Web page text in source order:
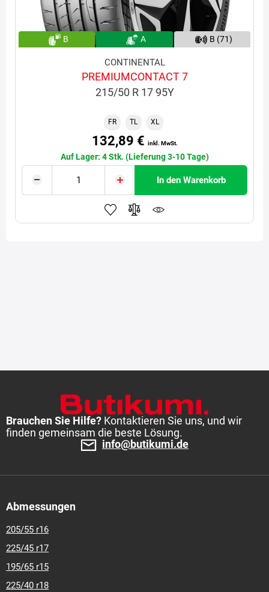
B A B (71)
CONTINENTAL
PREMIUMCONTACT 7
215/50 R 17 95Y
FR TL XL
132,89 € inkl. MwSt.
Auf Lager: 4 Stk. (Lieferung 3-10 Tage)
In den Warenkorb
Brauchen Sie Hilfe? Kontaktieren Sie uns, und wir
finden gemeinsam die beste Lösung.
info@butikumi.de
Abmessungen
205/55 r16
225/45 r17
195/65 r15
225/40 r18